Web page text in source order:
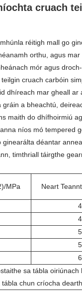
cruach
réitigh mall go
orthu, agus
mór agus
cruach carbóin
dhíreach mar gheall
a bheachtú,
maith do dhífhoirmiú
níos mó tempered
déantar
timthriall táirgthe
MPa Neart
sa tábla
chun críocha